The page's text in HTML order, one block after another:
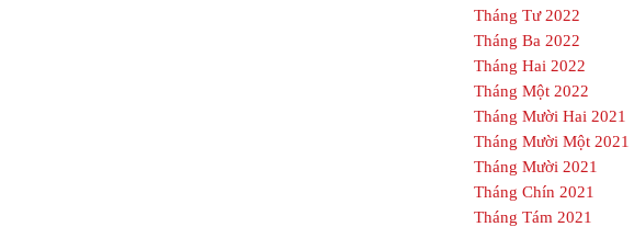
Tháng Tư 2022
Tháng Ba 2022
Tháng Hai 2022
Tháng Một 2022
Tháng Mười Hai 2021
Tháng Mười Một 2021
Tháng Mười 2021
Tháng Chín 2021
Tháng Tám 2021